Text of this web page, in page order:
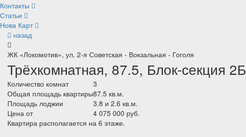
Контакты
Статьи
Нова Карт
назад
ЖК «Локомотив», ул. 2-я Советская - Вокзальная - Гоголя
Трёхкомнатная, 87.5, Блок-секция 2Б
Количество комнат
3
Общая площадь квартиры87.5 кв.м.
Площадь лоджии
3.8 и 2.6 кв.м.
Цена от
4 075 000 руб.
Квартира располагается на 6 этаже.